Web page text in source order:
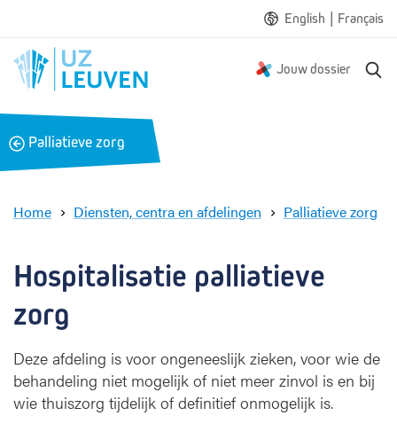
English | Français
Jouw dossier
B
a
k
Palliatieve zorg
Home Diensten, centra en afdelingen Palliatieve zorg
Hospitalisatie palliatieve
zorg
Deze afdeling is voor ongeneeslijk zieken, voor wie de
behandeling niet mogelijk of niet meer zinvol is en bij
wie thuiszorg tijdelijk of definitief onmogelijk is.